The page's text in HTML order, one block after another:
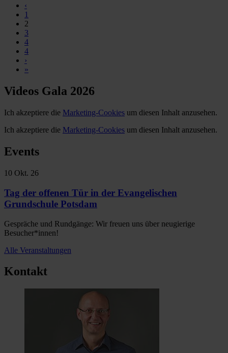
‹
1
2
3
4
4
›
»
Videos Gala 2026
Ich akzeptiere die Marketing-Cookies um diesen Inhalt anzusehen.
Ich akzeptiere die Marketing-Cookies um diesen Inhalt anzusehen.
Events
10 Okt. 26
Tag der offenen Tür in der Evangelischen
Grundschule Potsdam
Gespräche und Rundgänge: Wir freuen uns über neugierige
Besucher*innen!
Alle Veranstaltungen
Kontakt